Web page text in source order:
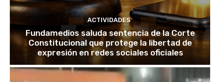
ACTIVIDADES
Fundamedios saluda sentencia de la Corte
Constitucional que protege la libertad de
expresión en redes sociales oficiales